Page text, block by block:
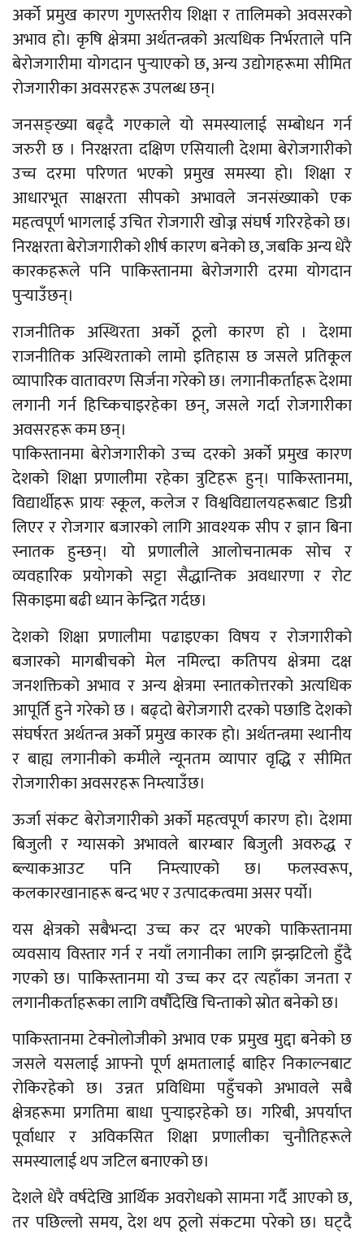
अर्को प्रमुख कारण गुणस्तरीय शिक्षा र तालिमको अवसरको
अभाव हो। कृषि क्षेत्रमा अर्थतन्त्रको अत्यधिक निर्भरताले पनि
बेरोजगारीमा योगदान पुर्‍याएको छ, अन्य उद्योगहरूमा सीमित
रोजगारीका अवसरहरू उपलब्ध छन्।
जनसङ्ख्या बढ्दै गएकाले यो समस्यालाई सम्बोधन गर्न
जरुरी छ । निरक्षरता दक्षिण एसियाली देशमा बेरोजगारीको
उच्च दरमा परिणत भएको प्रमुख समस्या हो। शिक्षा र
आधारभूत साक्षरता सीपको अभावले जनसंख्याको एक
महत्वपूर्ण भागलाई उचित रोजगारी खोज्न संघर्ष गरिरहेको छ।
निरक्षरता बेरोजगारीको शीर्ष कारण बनेको छ, जबकि अन्य धेरै
कारकहरूले पनि पाकिस्तानमा बेरोजगारी दरमा योगदान
पुर्‍याउँछन्।
राजनीतिक अस्थिरता अर्को ठूलो कारण हो । देशमा
राजनीतिक अस्थिरताको लामो इतिहास छ जसले प्रतिकूल
व्यापारिक वातावरण सिर्जना गरेको छ। लगानीकर्ताहरू देशमा
लगानी गर्न हिच्किचाइरहेका छन्, जसले गर्दा रोजगारीका
अवसरहरू कम छन्।
पाकिस्तानमा बेरोजगारीको उच्च दरको अर्को प्रमुख कारण
देशको शिक्षा प्रणालीमा रहेका त्रुटिहरू हुन्। पाकिस्तानमा,
विद्यार्थीहरू प्रायः स्कूल, कलेज र विश्वविद्यालयहरूबाट डिग्री
लिएर र रोजगार बजारको लागि आवश्यक सीप र ज्ञान बिना
स्नातक हुन्छन्। यो प्रणालीले आलोचनात्मक सोच र
व्यवहारिक प्रयोगको सट्टा सैद्धान्तिक अवधारणा र रोट
सिकाइमा बढी ध्यान केन्द्रित गर्दछ।
देशको शिक्षा प्रणालीमा पढाइएका विषय र रोजगारीको
बजारको मागबीचको मेल नमिल्दा कतिपय क्षेत्रमा दक्ष
जनशक्तिको अभाव र अन्य क्षेत्रमा स्नातकोत्तरको अत्यधिक
आपूर्ति हुने गरेको छ । बढ्दो बेरोजगारी दरको पछाडि देशको
संघर्षरत अर्थतन्त्र अर्को प्रमुख कारक हो। अर्थतन्त्रमा स्थानीय
र बाह्य लगानीको कमीले न्यूनतम व्यापार वृद्धि र सीमित
रोजगारीका अवसरहरू निम्त्याउँछ।
ऊर्जा संकट बेरोजगारीको अर्को महत्वपूर्ण कारण हो। देशमा
बिजुली र ग्यासको अभावले बारम्बार बिजुली अवरुद्ध र
ब्ल्याकआउट पनि निम्त्याएको छ। फलस्वरूप,
कलकारखानाहरू बन्द भए र उत्पादकत्वमा असर पर्यो।
यस क्षेत्रको सबैभन्दा उच्च कर दर भएको पाकिस्तानमा
व्यवसाय विस्तार गर्न र नयाँ लगानीका लागि झन्झटिलो हुँदै
गएको छ। पाकिस्तानमा यो उच्च कर दर त्यहाँका जनता र
लगानीकर्ताहरूका लागि वर्षौंदेखि चिन्ताको स्रोत बनेको छ।
पाकिस्तानमा टेक्नोलोजीको अभाव एक प्रमुख मुद्दा बनेको छ
जसले यसलाई आफ्नो पूर्ण क्षमतालाई बाहिर निकाल्नबाट
रोकिरहेको छ। उन्नत प्रविधिमा पहुँचको अभावले सबै
क्षेत्रहरूमा प्रगतिमा बाधा पुऱ्याइरहेको छ। गरिबी, अपर्याप्त
पूर्वाधार र अविकसित शिक्षा प्रणालीका चुनौतिहरूले
समस्यालाई थप जटिल बनाएको छ।
देशले धेरै वर्षदेखि आर्थिक अवरोधको सामना गर्दै आएको छ,
तर पछिल्लो समय, देश थप ठूलो संकटमा परेको छ। घट्दै